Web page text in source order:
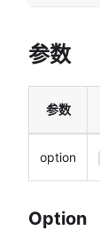
参数
参数
option
Option